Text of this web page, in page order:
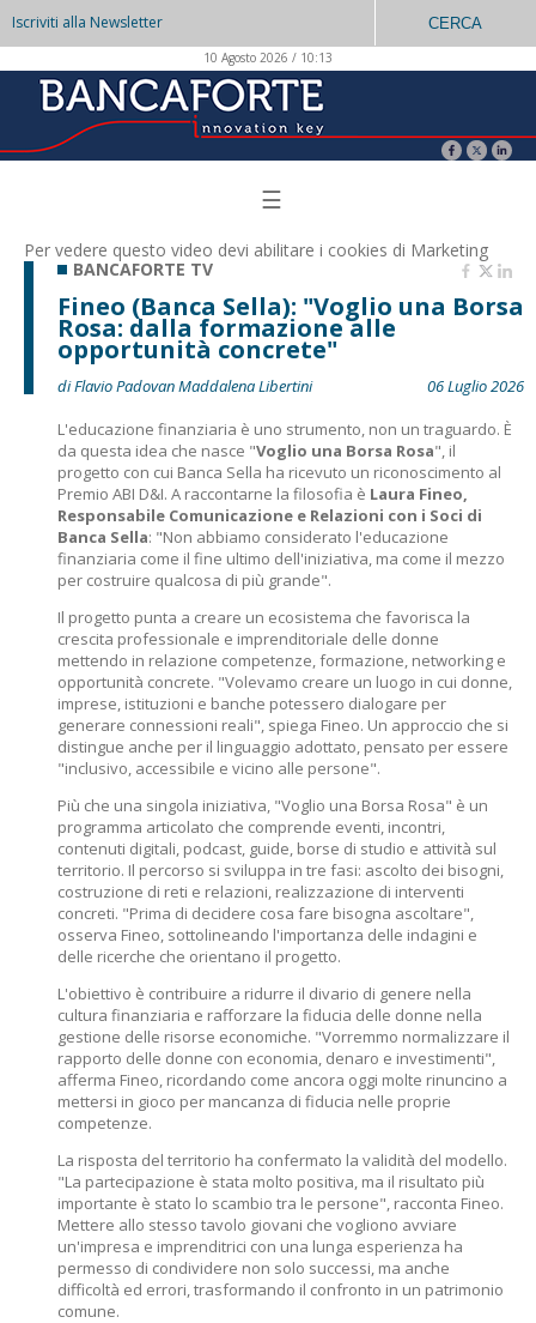
Iscriviti alla Newsletter CERCA
10 Agosto 2026 / 10:13
☰
Per vedere questo video devi abilitare i cookies di Marketing
BANCAFORTE TV
Fineo (Banca Sella): "Voglio una Borsa
Rosa: dalla formazione alle
opportunità concrete"
di Flavio Padovan Maddalena Libertini
06 Luglio 2026
L'educazione finanziaria è uno strumento, non un traguardo. È
da questa idea che nasce "Voglio una Borsa Rosa", il
progetto con cui Banca Sella ha ricevuto un riconoscimento al
Premio ABI D&I. A raccontarne la filosofia è Laura Fineo,
Responsabile Comunicazione e Relazioni con i Soci di
Banca Sella: "Non abbiamo considerato l'educazione
finanziaria come il fine ultimo dell'iniziativa, ma come il mezzo
per costruire qualcosa di più grande".
Il progetto punta a creare un ecosistema che favorisca la
crescita professionale e imprenditoriale delle donne
mettendo in relazione competenze, formazione, networking e
opportunità concrete. "Volevamo creare un luogo in cui donne,
imprese, istituzioni e banche potessero dialogare per
generare connessioni reali", spiega Fineo. Un approccio che si
distingue anche per il linguaggio adottato, pensato per essere
"inclusivo, accessibile e vicino alle persone".
Più che una singola iniziativa, "Voglio una Borsa Rosa" è un
programma articolato che comprende eventi, incontri,
contenuti digitali, podcast, guide, borse di studio e attività sul
territorio. Il percorso si sviluppa in tre fasi: ascolto dei bisogni,
costruzione di reti e relazioni, realizzazione di interventi
concreti. "Prima di decidere cosa fare bisogna ascoltare",
osserva Fineo, sottolineando l'importanza delle indagini e
delle ricerche che orientano il progetto.
L'obiettivo è contribuire a ridurre il divario di genere nella
cultura finanziaria e rafforzare la fiducia delle donne nella
gestione delle risorse economiche. "Vorremmo normalizzare il
rapporto delle donne con economia, denaro e investimenti",
afferma Fineo, ricordando come ancora oggi molte rinuncino a
mettersi in gioco per mancanza di fiducia nelle proprie
competenze.
La risposta del territorio ha confermato la validità del modello.
"La partecipazione è stata molto positiva, ma il risultato più
importante è stato lo scambio tra le persone", racconta Fineo.
Mettere allo stesso tavolo giovani che vogliono avviare
un'impresa e imprenditrici con una lunga esperienza ha
permesso di condividere non solo successi, ma anche
difficoltà ed errori, trasformando il confronto in un patrimonio
comune.